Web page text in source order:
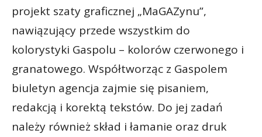
projekt szaty graficznej „MaGAZynu”,
nawiązujący przede wszystkim do
kolorystyki Gaspolu – kolorów czerwonego i
granatowego. Współtworząc z Gaspolem
biuletyn agencja zajmie się pisaniem,
redakcją i korektą tekstów. Do jej zadań
należy również skład i łamanie oraz druk